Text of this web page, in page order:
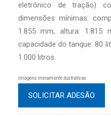
eletrônico de tração)
dimensões mínimas:
1.855 mm, altura: 1.815
capacidade do tanque: 80
1.000 litros.
Imagens meramente ilustrativas
SOLICITAR ADESÃO